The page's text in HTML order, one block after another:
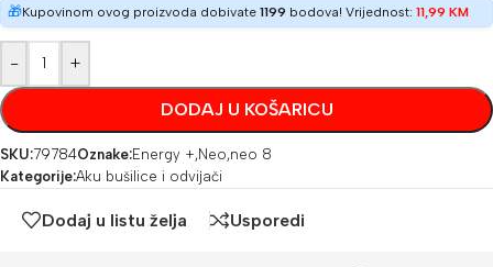
🎁Kupovinom ovog proizvoda dobivate 1199 bodova! Vrijednost: 11,99 KM
- +
DODAJ U KOŠARICU
SKU:79784Oznake:Energy +,Neo,neo 8
Kategorije:Aku bušilice i odvijači
Dodaj u listu želja Usporedi